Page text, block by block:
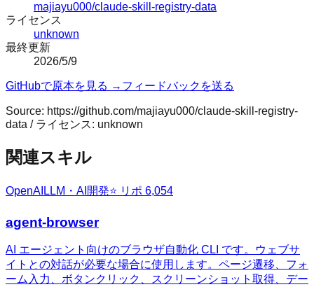
majiayu000/claude-skill-registry-data
ライセンス
unknown
最終更新
2026/5/9
GitHubで原本を見る → フィードバックを送る
Source: https://github.com/majiayu000/claude-skill-registry-
data / ライセンス: unknown
関連スキル
OpenAI LLM・AI開発⭐ リポ 6,054
agent-browser
AI エージェント向けのブラウザ自動化 CLI です。ウェブサ
イトとの対話が必要な場合に使用します。ページ遷移、フォ
ーム入力、ボタンクリック、スクリーンショット取得、デー